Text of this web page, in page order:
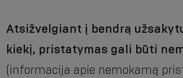
Atsižvelgiant į bendrą
kiekį, pristatymas gali būti
(informacija apie nemokamą